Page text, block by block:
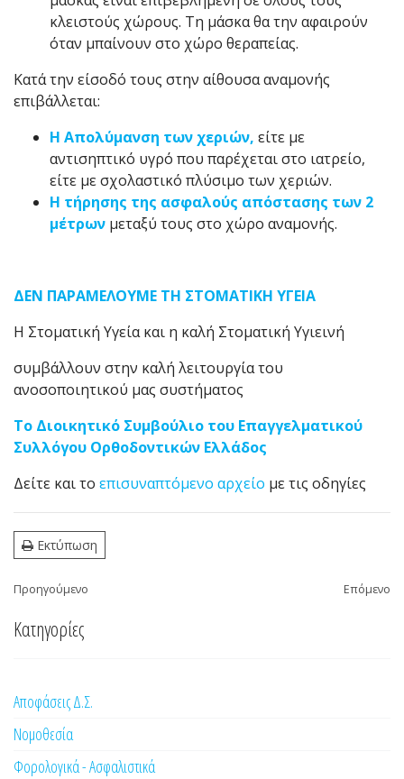
κλειστούς χώρους. Τη μάσκα θα την αφαιρούν
όταν μπαίνουν στο χώρο θεραπείας.
Κατά την είσοδό τους στην αίθουσα αναμονής
επιβάλλεται:
Η Απολύμανση των χεριών, είτε με
αντισηπτικό υγρό που παρέχεται στο ιατρείο,
είτε με σχολαστικό πλύσιμο των χεριών.
Η τήρησης της ασφαλούς απόστασης των 2
μέτρων μεταξύ τους στο χώρο αναμονής.
ΔΕΝ ΠΑΡΑΜΕΛΟΥΜΕ ΤΗ ΣΤΟΜΑΤΙΚΗ ΥΓΕΙΑ
Η Στοματική Υγεία και η καλή Στοματική Υγιεινή
συμβάλλουν στην καλή λειτουργία του
ανοσοποιητικού μας συστήματος
Το Διοικητικό Συμβούλιο του Επαγγελματικού
Συλλόγου Ορθοδοντικών Ελλάδος
Δείτε και το επισυναπτόμενο αρχείο με τις οδηγίες
Εκτύπωση
Προηγούμενο Επόμενο
Κατηγορίες
Αποφάσεις Δ.Σ.
Νομοθεσία
Φορολογικά - Ασφαλιστικά